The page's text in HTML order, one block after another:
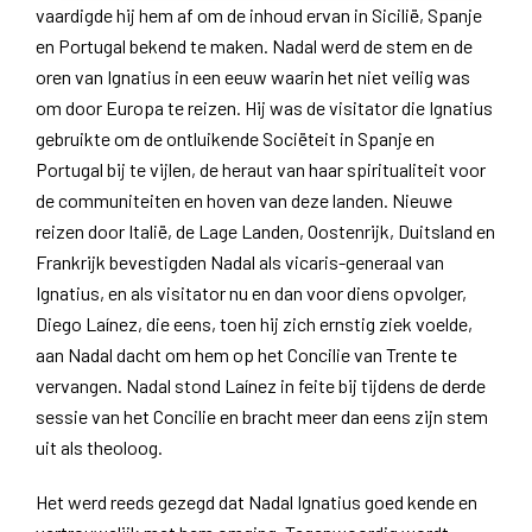
vaardigde hij hem af om de inhoud ervan in Sicilië, Spanje
en Portugal bekend te maken. Nadal werd de stem en de
oren van Ignatius in een eeuw waarin het niet veilig was
om door Europa te reizen. Hij was de visitator die Ignatius
gebruikte om de ontluikende Sociëteit in Spanje en
Portugal bij te vijlen, de heraut van haar spiritualiteit voor
de communiteiten en hoven van deze landen. Nieuwe
reizen door Italië, de Lage Landen, Oostenrijk, Duitsland en
Frankrijk bevestigden Nadal als vicaris-generaal van
Ignatius, en als visitator nu en dan voor diens opvolger,
Diego Laínez, die eens, toen hij zich ernstig ziek voelde,
aan Nadal dacht om hem op het Concilie van Trente te
vervangen. Nadal stond Laínez in feite bij tijdens de derde
sessie van het Concilie en bracht meer dan eens zijn stem
uit als theoloog.
Het werd reeds gezegd dat Nadal Ignatius goed kende en